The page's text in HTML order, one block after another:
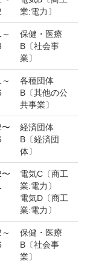
業:電力〕
保健・医療
B〔社会事
業〕
各種団体
B〔其他の公
共事業〕
経済団体
B〔経済団
体〕
電気C〔商工
業:電力〕
電気D〔商工
業:電力〕
保健・医療
B〔社会事
業〕